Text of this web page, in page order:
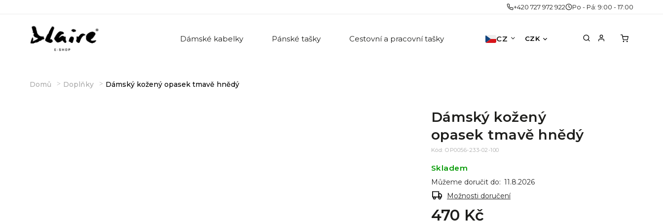
+420 727 972 922 Po - Pá: 9:00 - 17:00
CZ CZK
Dámské kabelky Pánské tašky Cestovní a pracovní tašky Doplňky Akce Druhá šance
Domů Doplňky Dámský kožený opasek tmavě hnědý
Dámský kožený
opasek tmavě hnědý
Kód: OP0056-233-02-100
Skladem
Můžeme doručit do: 11.8.2026
Možnosti doručení
470 Kč